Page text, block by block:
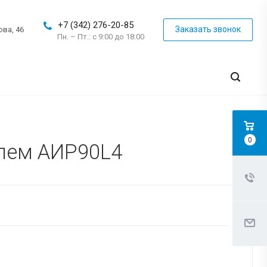
+7 (342) 276-20-85
Пн. – Пт.: с 9:00 до 18:00
Заказать звонок
46
АИР90L4
0